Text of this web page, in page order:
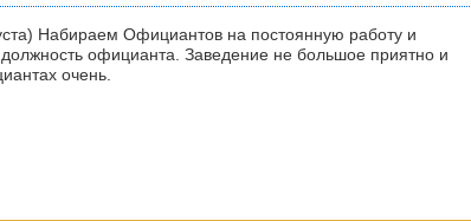
Набираем Официантов на постоянную работу и
официанта. Заведение не большое приятно и
очень.